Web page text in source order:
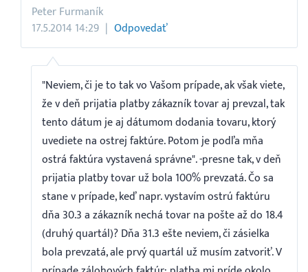
Peter Furmaník
17.5.2014 14:29
Odpovedať
"Neviem, či je to tak vo Vašom prípade, ak však viete,
že v deň prijatia platby zákazník tovar aj prevzal, tak
tento dátum je aj dátumom dodania tovaru, ktorý
uvediete na ostrej faktúre. Potom je podľa mňa
ostrá faktúra vystavená správne". -presne tak, v deň
prijatia platby tovar už bola 100% prevzatá. Čo sa
stane v prípade, keď napr. vystavím ostrú faktúru
dňa 30.3 a zákazník nechá tovar na pošte až do 18.4
(druhý quartál)? Dňa 31.3 ešte neviem, či zásielka
bola prevzatá, ale prvý quartál už musím zatvoriť. V